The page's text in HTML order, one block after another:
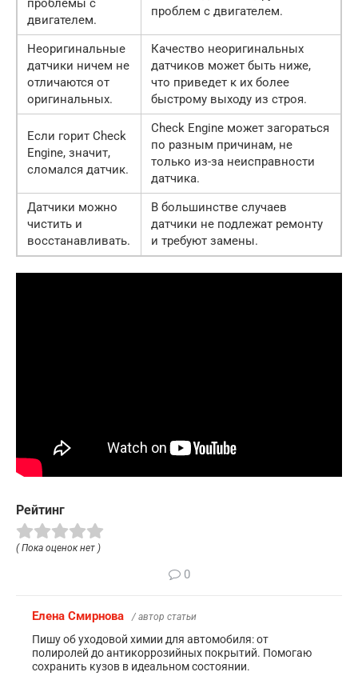
проблемы с
двигателем.
проблем с двигателем.
Неоригинальные
датчики ничем не
отличаются от
оригинальных.
Качество неоригинальных
датчиков может быть ниже,
что приведет к их более
быстрому выходу из строя.
Если горит Check
Engine, значит,
сломался датчик.
Check Engine может загораться
по разным причинам, не
только из-за неисправности
датчика.
Датчики можно
чистить и
восстанавливать.
В большинстве случаев
датчики не подлежат ремонту
и требуют замены.
Рейтинг
( Пока оценок нет )
0
Елена Смирнова / автор статьи
Пишу об уходовой химии для автомобиля: от
полиролей до антикоррозийных покрытий. Помогаю
сохранить кузов в идеальном состоянии.